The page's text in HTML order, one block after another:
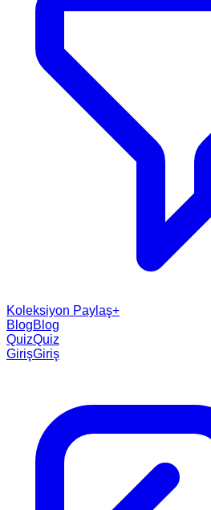
Koleksiyon Paylaş+
BlogBlog
QuizQuiz
GirişGiriş